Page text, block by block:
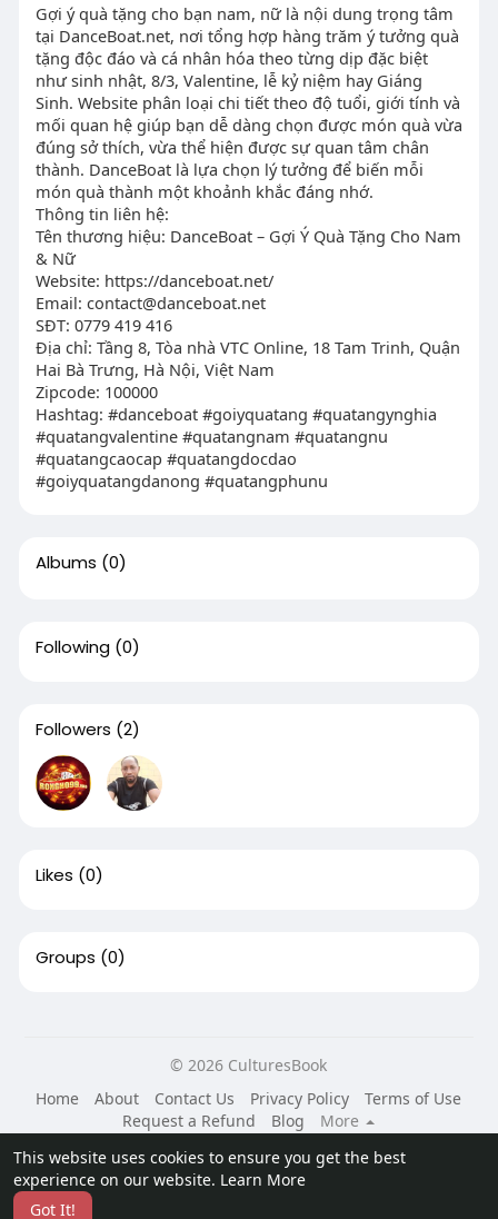
This website uses cookies to ensure you get the best
experience on our website. Learn More
Got It!
Gợi ý quà tặng cho bạn nam, nữ là nội dung trọng tâm
tại DanceBoat.net, nơi tổng hợp hàng trăm ý tưởng quà
tặng độc đáo và cá nhân hóa theo từng dịp đặc biệt
như sinh nhật, 8/3, Valentine, lễ kỷ niệm hay Giáng
Sinh. Website phân loại chi tiết theo độ tuổi, giới tính và
mối quan hệ giúp bạn dễ dàng chọn được món quà vừa
đúng sở thích, vừa thể hiện được sự quan tâm chân
thành. DanceBoat là lựa chọn lý tưởng để biến mỗi
món quà thành một khoảnh khắc đáng nhớ.
Thông tin liên hệ:
Tên thương hiệu: DanceBoat – Gợi Ý Quà Tặng Cho Nam
& Nữ
Website: https://danceboat.net/
Email: contact@danceboat.net
SĐT: 0779 419 416
Địa chỉ: Tầng 8, Tòa nhà VTC Online, 18 Tam Trinh, Quận
Hai Bà Trưng, Hà Nội, Việt Nam
Zipcode: 100000
Hashtag: #danceboat #goiyquatang #quatangynghia
#quatangvalentine #quatangnam #quatangnu
#quatangcaocap #quatangdocdao
#goiyquatangdanong #quatangphunu
Albums (0)
Following (0)
Followers (2)
Likes (0)
Groups (0)
© 2026 CulturesBook
Home
About Contact Us Privacy Policy
Terms of Use
Request a Refund
Blog
More
Language